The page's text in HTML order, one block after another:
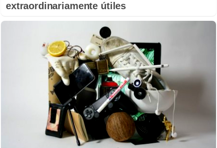
extraordinariamente útiles